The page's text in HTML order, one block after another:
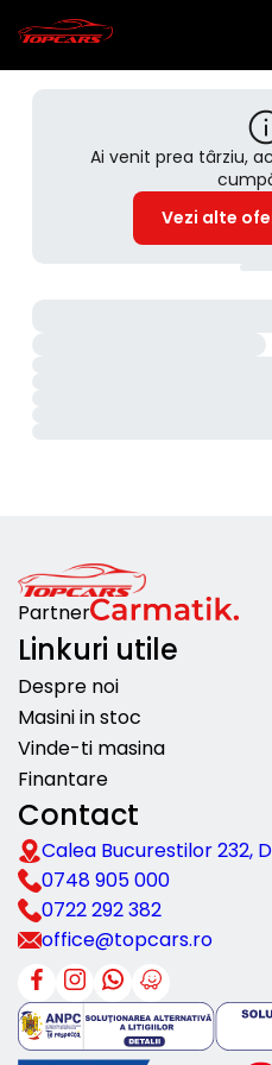
Ai venit prea târziu,
Vezi alte
Partner
Linkuri utile
Despre noi
Masini in stoc
Vinde-ti masina
Finantare
Contact
Calea Bucurestilor 232,
0748 905 000
0722 292 382
office@topcars.ro